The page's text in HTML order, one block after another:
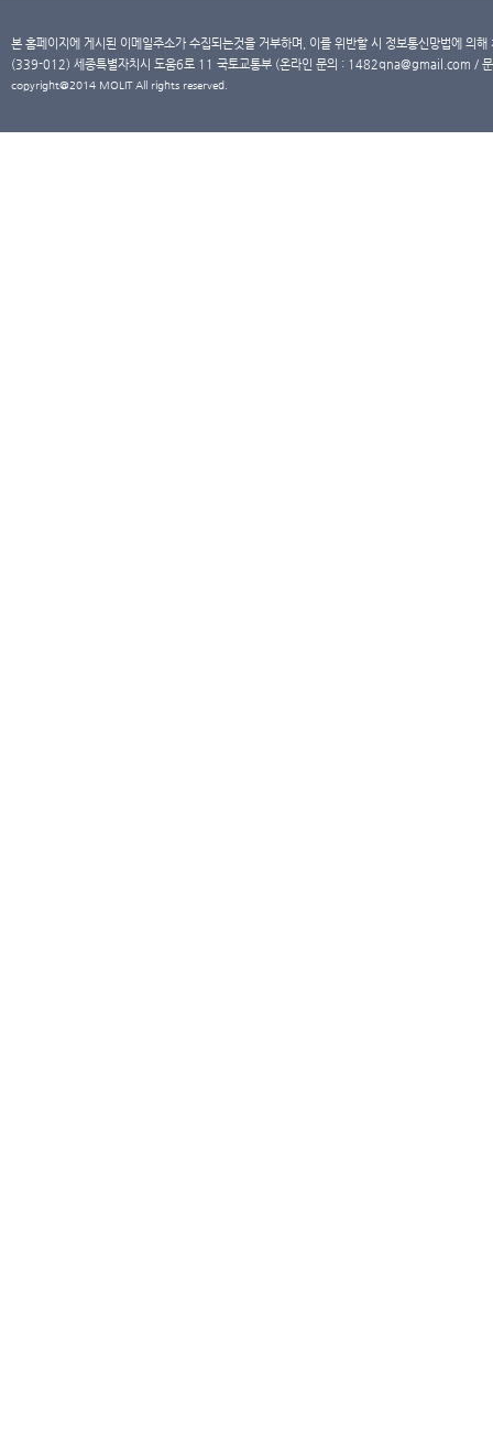
본 홈페이지에 게시된 이메일주소가 수집되는것을 거부하며, 이를 위반할 시 정보통신망법에 의
(339-012) 세종특별자치시 도움6로 11 국토교통부 (온라인 문의 : 1482qna@gmail.com /
copyright@2014 MOLIT All rights reserved.